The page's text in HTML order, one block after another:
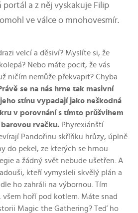
portál a z něj vyskakuje Filip
ve válce o mnohovesmír.
velcí a děsiví? Myslíte si, že
Nebo máte pocit, že vás
ničím nemůže překvapit? Chyba
se na nás hrne tak masivní
stínu vypadají jako neškodná
v porovnání s tímto průšvihem
rvačku. Phyrexiánští
Pandořinu skříňku hrůzy, úplně
do pekel, ze kterých se hrnou
a žádný svět nebude ušetřen. A
kteří vymysleli skvělý plán a
ho zahráli na výbornou. Tím
všem hoří pod kotlem. Máte snad
Magic the Gathering? Teď ho